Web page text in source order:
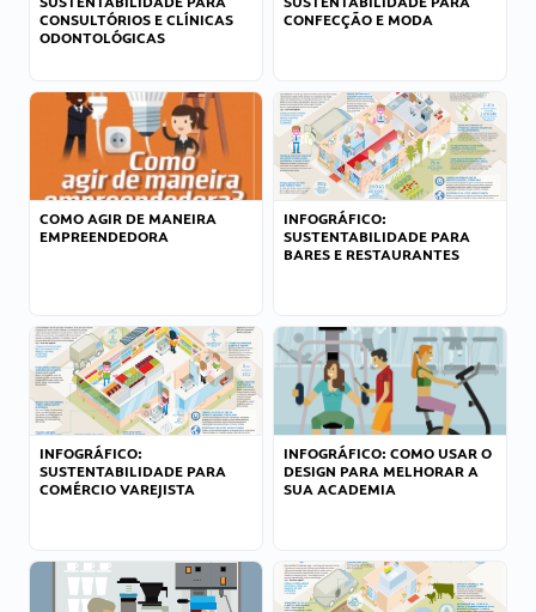
CONSULTÓRIOS E CLÍNICAS
ODONTOLÓGICAS
CONFECÇÃO E MODA
COMO AGIR DE MANEIRA
EMPREENDEDORA
INFOGRÁFICO:
SUSTENTABILIDADE PARA
BARES E RESTAURANTES
INFOGRÁFICO:
SUSTENTABILIDADE PARA
COMÉRCIO VAREJISTA
INFOGRÁFICO: COMO USAR O
DESIGN PARA MELHORAR A
SUA ACADEMIA